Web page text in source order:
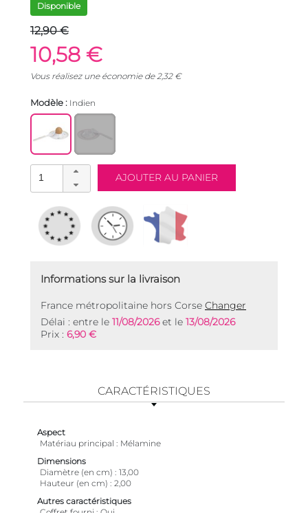
Disponible
12,90 €
10,58 €
Vous réalisez une économie de2,32€
Modèle : Indien
Informations sur la livraison
France métropolitaine hors Corse Changer
Délai : entre le 11/08/2026et le 13/08/2026
Prix : 6,90 €
CARACTÉRISTIQUES
Aspect
Matériau principal
Mélamine
Dimensions
Diamètre (en cm)
13,00
Hauteur (en cm)
2,00
Autres caractéristiques